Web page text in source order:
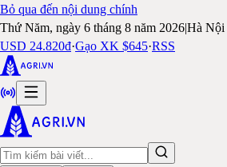
Bỏ qua đến nội dung chính
Thứ Năm, ngày 6 tháng 8 năm 2026|Hà Nội
USD 24.820đ·Gạo XK $645·RSS